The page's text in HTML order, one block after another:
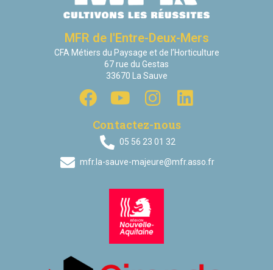
MFR de l'Entre-Deux-Mers
CFA Métiers du Paysage et de l’Horticulture
67 rue du Gestas
33670 La Sauve
Contactez-nous
05 56 23 01 32
mfr.la-sauve-majeure@mfr.asso.fr